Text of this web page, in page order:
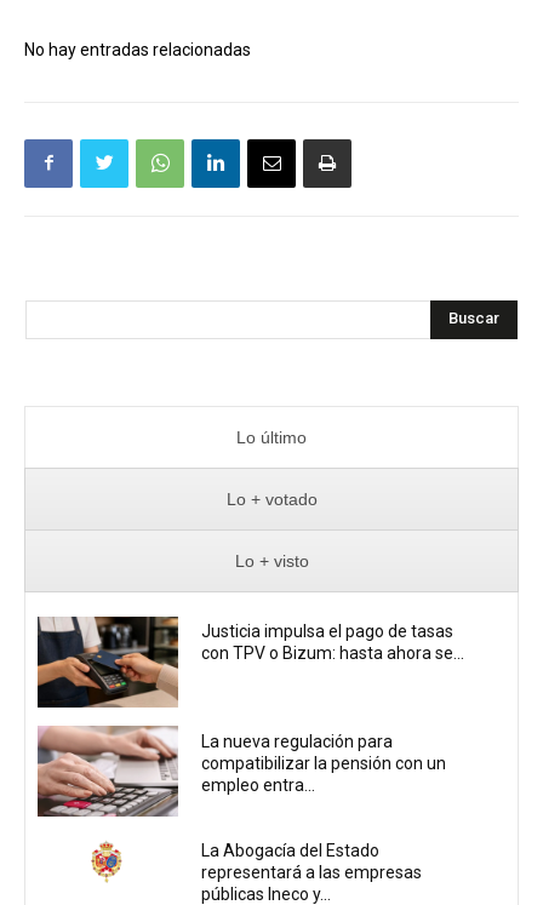
No hay entradas relacionadas
Buscar
Lo último
Lo + votado
Lo + visto
Justicia impulsa el pago de tasas
con TPV o Bizum: hasta ahora se...
La nueva regulación para
compatibilizar la pensión con un
empleo entra...
La Abogacía del Estado
representará a las empresas
públicas Ineco y...